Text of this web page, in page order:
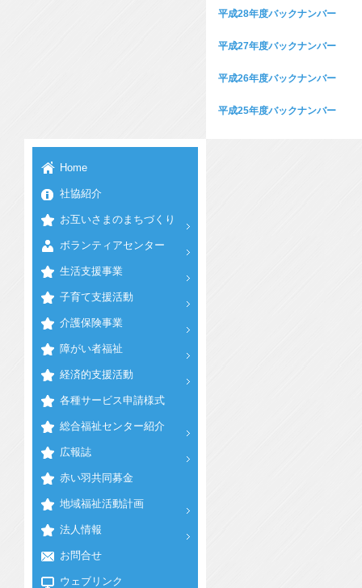
平成28年度バックナンバー
平成27年度バックナンバー
平成26年度バックナンバー
平成25年度バックナンバー
Home
社協紹介
お互いさまのまちづくり
ボランティアセンター
生活支援事業
子育て支援活動
介護保険事業
障がい者福祉
経済的支援活動
各種サービス申請様式
総合福祉センター紹介
広報誌
赤い羽共同募金
地域福祉活動計画
法人情報
お問合せ
ウェブリンク